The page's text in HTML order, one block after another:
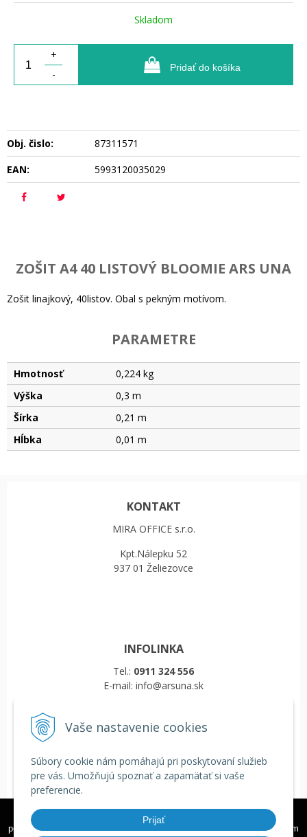
Vaše nastavenie cookies
Súbory cookie nám pomáhajú pri poskytovaní služieb
pre vás. Umožňujú spoznať a zapamätať si vaše
preferencie.
Prijať
Skladom
+
-
Pridať do košíka
Obj. čislo:
87311571
EAN:
5993120035029
ZOŠIT A4 40 LISTOVÝ BLOOMIE ARS UNA
Zošit linajkový, 40listov. Obal s pekným motívom.
PARAMETRE
Hmotnosť
0,224 kg
Výška
0,3 m
Šírka
0,21 m
Hĺbka
0,01 m
KONTAKT
MIRA OFFICE s.r.o.
Kpt.Nálepku 52
937 01 Želiezovce
INFOLINKA
Tel.: 0911 324 556
E-mail: info@arsuna.sk
VŠETKO O NÁKUPE
Reklamačný poriadok
Doprava a platba
Veľkoobchod
Tieto internetové stránky používajú k poskytovaniu služieb,
personalizácií reklám a analýze návštevnosti súbory cookie. Používaním